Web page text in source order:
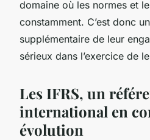
domaine où les normes et
constamment. C’est donc
supplémentaire de leur
sérieux dans l’exercice de
Les IFRS, un
international en
évolution